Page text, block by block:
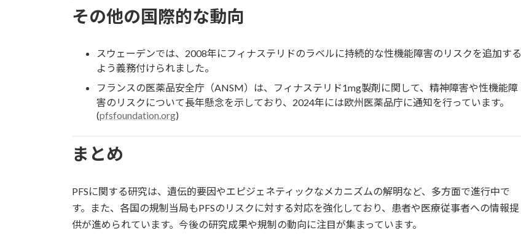
その他の国際的な動向
スウェーデンでは、2008年にフィナステリドのラベルに持続的な性機能障害のリスクを追加する
よう義務付けられました。
フランスの医薬品安全庁（ANSM）は、フィナステリド1mg製剤に関して、精神障害や性機能障
害のリスクについて長年懸念を示しており、2024年には欧州医薬品庁に通知を行っています。
(pfsfoundation.org)
まとめ
PFSに関する研究は、遺伝的要因やエピジェネティックなメカニズムの解明など、多方面で進行中で
す。また、各国の規制当局もPFSのリスクに対する対応を強化しており、患者や医療従事者への情報提
供が進められています。今後の研究成果や規制の動向に注目が集まっています。